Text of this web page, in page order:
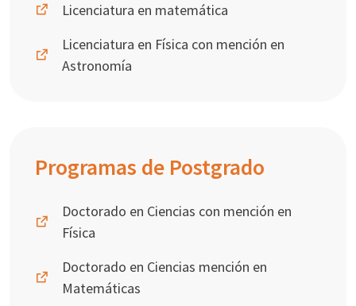
Licenciatura en matemática
Licenciatura en Física con mención en
Astronomía
Programas de Postgrado
Doctorado en Ciencias con mención en
Física
Doctorado en Ciencias mención en
Matemáticas